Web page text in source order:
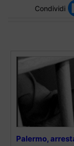
Condividi
Palermo,